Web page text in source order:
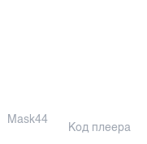
Mask44
Код плеера